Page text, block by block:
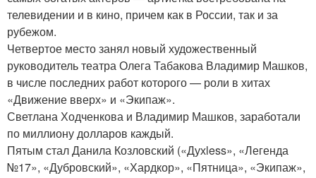
телевидении и в кино, причем как в России, так и за
рубежом.
Четвертое место занял новый художественный
руководитель театра Олега Табакова Владимир Машков,
в числе последних работ которого — роли в хитах
«Движение вверх» и «Экипаж».
Светлана Ходченкова и Владимир Машков, заработали
по миллиону долларов каждый.
Пятым стал Данила Козловский («Духless», «Легенда
№17», «Дубровский», «Хардкор», «Пятница», «Экипаж»,